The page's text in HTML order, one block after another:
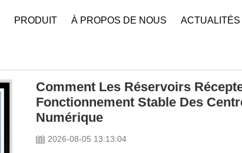
PRODUIT À PROPOS DE NOUS ACTUALITÉS
Comment Les Réservoirs
Fonctionnement Stable Des
Numérique
2026-08-05 13:13:04